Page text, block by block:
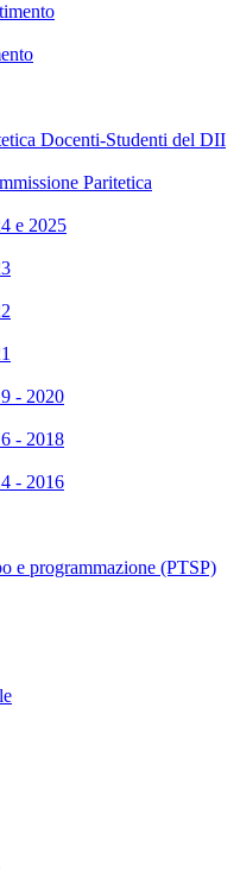
Docenti-Studenti del DII
Paritetica
e 2025
- 2020
- 2018
- 2016
e programmazione (PTSP)